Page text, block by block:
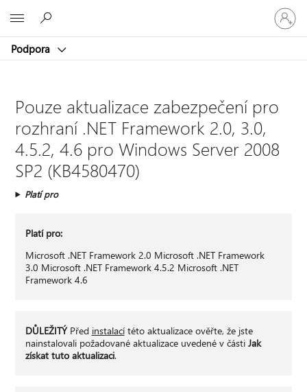
Podpora
Přihlaste
se
ke
účtu
Pouze aktualizace zabezpečení pro
rozhraní .NET Framework 2.0, 3.0,
4.5.2, 4.6 pro Windows Server 2008
SP2 (KB4580470)
Platí pro
Platí pro:
Microsoft .NET Framework 2.0 Microsoft .NET Framework
3.0 Microsoft .NET Framework 4.5.2 Microsoft .NET
Framework 4.6
DŮLEŽITÝ Před instalacítéto aktualizace ověřte, že jste
nainstalovali požadované aktualizace uvedené v části Jak
získat tuto aktualizaci.